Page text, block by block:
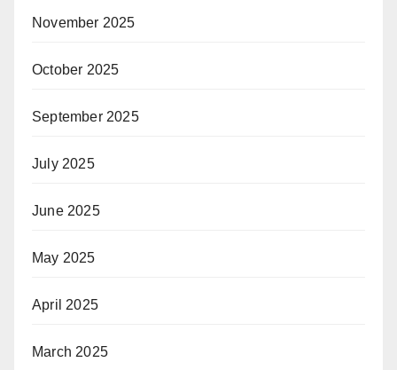
November 2025
October 2025
September 2025
July 2025
June 2025
May 2025
April 2025
March 2025